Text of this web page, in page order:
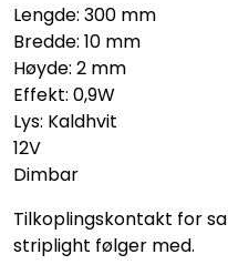
Lengde: 300 mm
Bredde: 10 mm
Høyde: 2 mm
Effekt: 0,9W
Lys: Kaldhvit
12V
Dimbar
Tilkoplingskontakt for
striplight følger med.